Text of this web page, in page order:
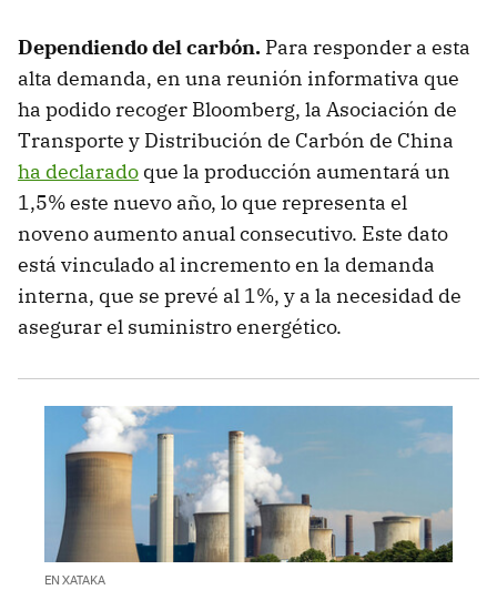
Dependiendo del carbón. Para responder a esta
alta demanda, en una reunión informativa que
ha podido recoger Bloomberg, la Asociación de
Transporte y Distribución de Carbón de China
ha declarado que la producción aumentará un
1,5% este nuevo año, lo que representa el
noveno aumento anual consecutivo. Este dato
está vinculado al incremento en la demanda
interna, que se prevé al 1%, y a la necesidad de
asegurar el suministro energético.
EN XATAKA